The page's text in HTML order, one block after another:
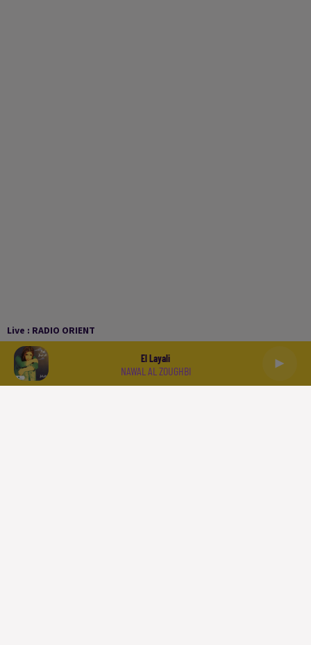
Live : RADIO ORIENT
El Layali
NAWAL AL ZOUGHBI